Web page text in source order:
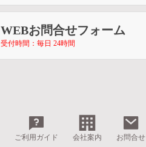
WEBお問合せフォーム
受付時間：毎日 24時間
ご利用ガイド 会社案内 お問合せ